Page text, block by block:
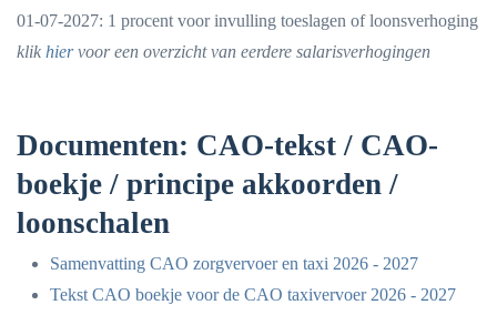
01-07-2027: 1 procent voor invulling toeslagen of loonsverhoging
klik hiervoor een overzicht van eerdere salarisverhogingen
Documenten: CAO-tekst / CAO-
boekje / principe akkoorden /
loonschalen
Samenvatting CAO zorgvervoer en taxi 2026 - 2027
Tekst CAO boekje voor de CAO taxivervoer 2026 - 2027